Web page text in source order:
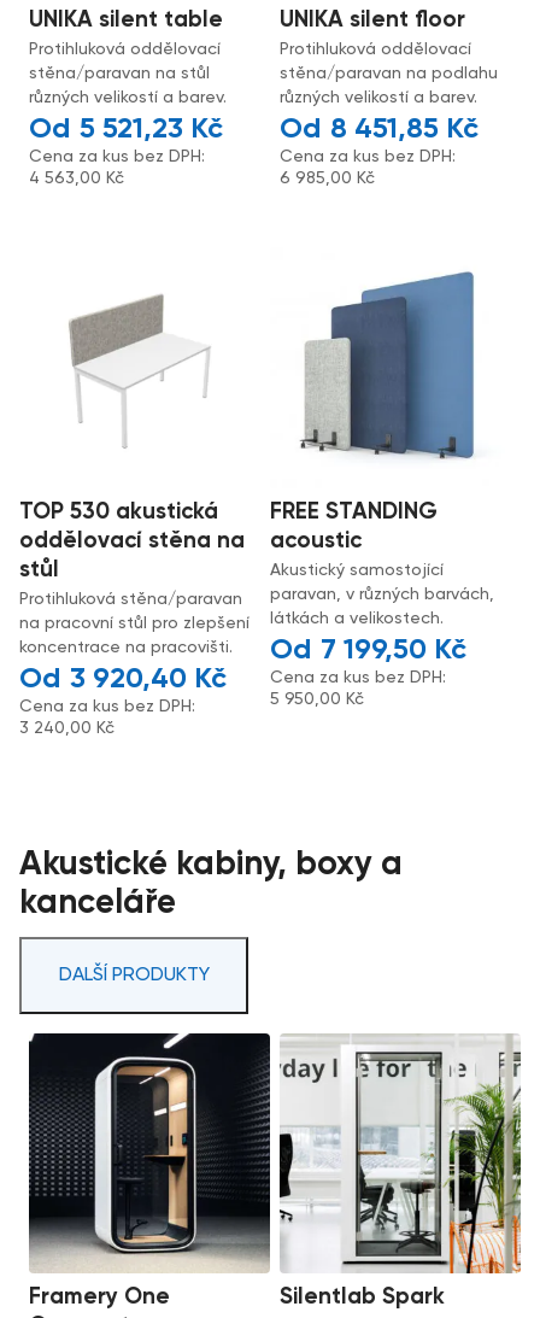
UNIKA silent table
Protihluková oddělovací
stěna/paravan na stůl
různých velikostí a barev.
5 521,23 Kč
Cena za kus bez DPH:
4 563,00 Kč
UNIKA silent floor
Protihluková oddělovací
stěna/paravan na podlahu
různých velikostí a barev.
8 451,85 Kč
Cena za kus bez DPH:
6 985,00 Kč
TOP 530 akustická
oddělovací stěna na
stůl
Protihluková stěna/paravan
na pracovní stůl pro zlepšení
koncentrace na pracovišti.
3 920,40 Kč
Cena za kus bez DPH:
3 240,00 Kč
FREE STANDING
acoustic
Akustický samostojící
paravan, v různých barvách,
látkách a velikostech.
7 199,50 Kč
Cena za kus bez DPH:
5 950,00 Kč
Akustické kabiny, boxy a
kanceláře
DALŠÍ PRODUKTY
Framery One
Silentlab Spark